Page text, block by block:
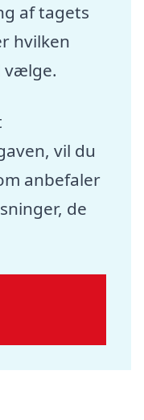
af tagets
hvilken
vælge.
vil du
anbefaler
de